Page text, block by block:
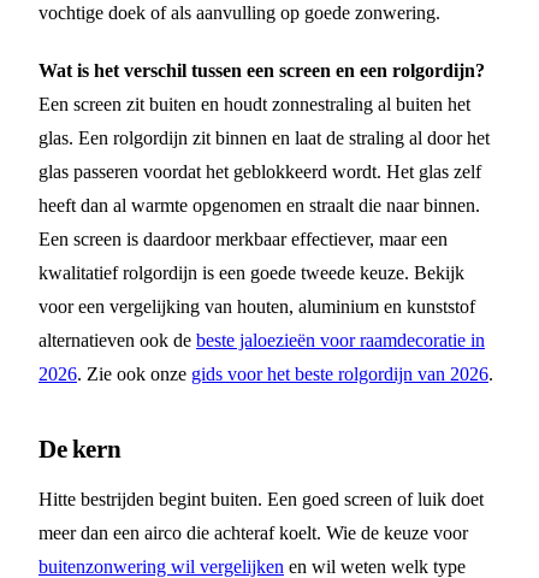
vochtige doek of als aanvulling op goede zonwering.
Wat is het verschil tussen een screen en een rolgordijn?
Een screen zit buiten en houdt zonnestraling al buiten het
glas. Een rolgordijn zit binnen en laat de straling al door het
glas passeren voordat het geblokkeerd wordt. Het glas zelf
heeft dan al warmte opgenomen en straalt die naar binnen.
Een screen is daardoor merkbaar effectiever, maar een
kwalitatief rolgordijn is een goede tweede keuze. Bekijk
voor een vergelijking van houten, aluminium en kunststof
alternatieven ook de beste jaloezieën voor raamdecoratie in
2026. Zie ook onze gids voor het beste rolgordijn van 2026.
De kern
Hitte bestrijden begint buiten. Een goed screen of luik doet
meer dan een airco die achteraf koelt. Wie de keuze voor
buitenzonwering wil vergelijken en wil weten welk type